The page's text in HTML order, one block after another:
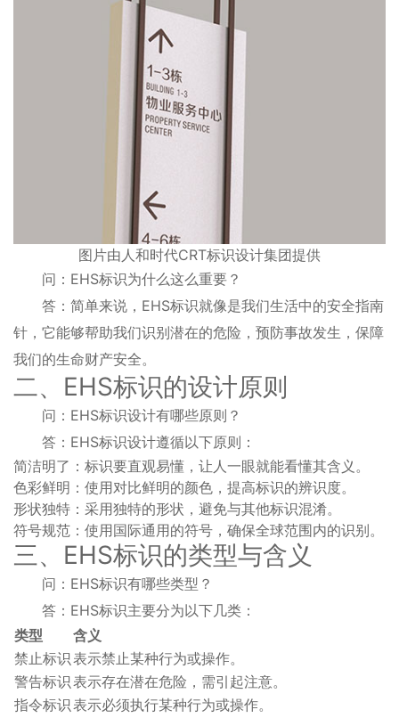
图片由人和时代CRT标识设计集团提供
问：EHS标识为什么这么重要？
答：简单来说，EHS标识就像是我们生活中的安全指南
针，它能够帮助我们识别潜在的危险，预防事故发生，保障
我们的生命财产安全。
二、EHS标识的设计原则
问：EHS标识设计有哪些原则？
答：EHS标识设计遵循以下原则：
简洁明了：标识要直观易懂，让人一眼就能看懂其含义。
色彩鲜明：使用对比鲜明的颜色，提高标识的辨识度。
形状独特：采用独特的形状，避免与其他标识混淆。
符号规范：使用国际通用的符号，确保全球范围内的识别。
三、EHS标识的类型与含义
问：EHS标识有哪些类型？
答：EHS标识主要分为以下几类：
类型
含义
禁止标识表示禁止某种行为或操作。
警告标识表示存在潜在危险，需引起注意。
指令标识表示必须执行某种行为或操作。